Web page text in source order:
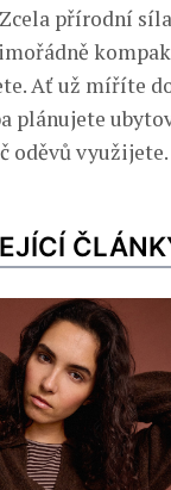
přírodní síla
Ať už míříte
plánujete
oděvů využijete.